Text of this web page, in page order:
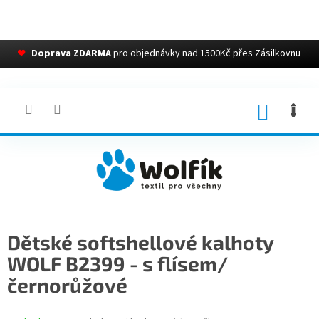
❤ Doprava ZDARMApro objednávky nad 1500Kč přes Zásilkovnu
Dětské softshellové kalhoty
WOLF B2399 - s flísem/
černorůžové